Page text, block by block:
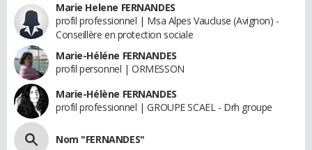
Marie Helene FERNANDES
profil professionnel | Msa Alpes Vaucluse (Avignon) -
Conseillère en protection sociale
Marie-Héléne FERNANDES
profil personnel | ORMESSON
Marie-Hélène FERNANDES
profil professionnel | GROUPE SCAEL - Drh groupe
Nom "FERNANDES"